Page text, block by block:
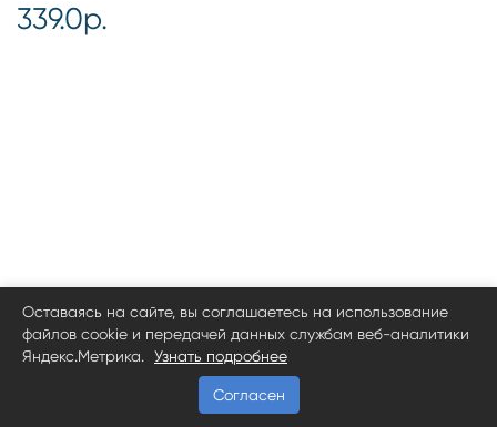
339.0р.
Оставаясь на сайте, вы соглашаетесь на использование
файлов cookie и передачей данных службам веб-аналитики
Яндекс.Метрика.
Узнать подробнее
Согласен